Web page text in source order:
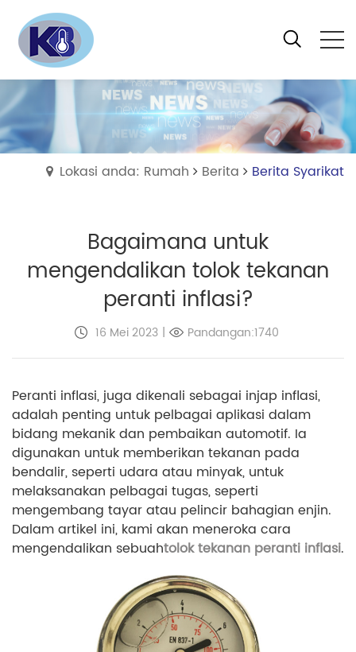
Lokasi anda: Rumah Berita Berita Syarikat
Bagaimana untuk
mengendalikan tolok tekanan
peranti inflasi?
16 Mei 2023 | Pandangan:1740
Peranti inflasi, juga dikenali sebagai injap inflasi,
adalah penting untuk pelbagai aplikasi dalam
bidang mekanik dan pembaikan automotif. Ia
digunakan untuk memberikan tekanan pada
bendalir, seperti udara atau minyak, untuk
melaksanakan pelbagai tugas, seperti
mengembang tayar atau pelincir bahagian enjin.
Dalam artikel ini, kami akan meneroka cara
mengendalikan sebuahtolok tekanan peranti inflasi.